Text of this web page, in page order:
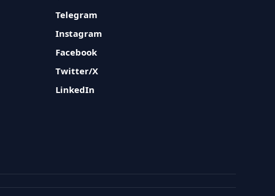
Telegram
Instagram
Facebook
Twitter/X
LinkedIn